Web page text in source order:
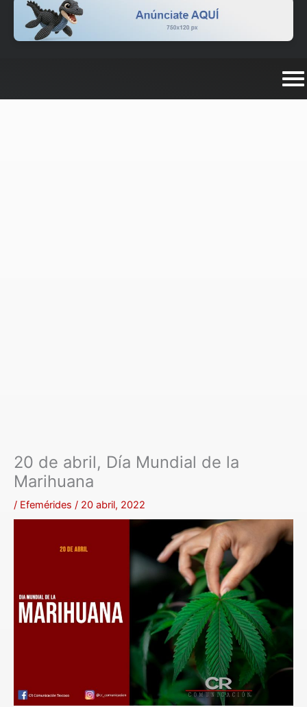
20 de abril, Día Mundial de la
Marihuana
/ Efemérides / 20 abril, 2022